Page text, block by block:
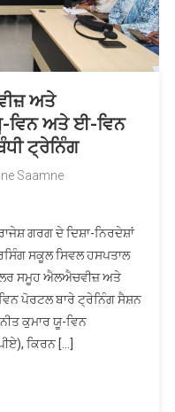
ਅਤੇ
ਵਿਨ ਅਤੇ ਈ-ਵਿਨ
ਟ੍ਰੇਨਿੰਗ
Saamne
ਗਰਗ ਦੇ ਦਿਸ਼ਾ-ਨਿਰਦੇਸ਼ਾਂ
ਸਕੂਲ ਸਿਵਲ ਹਸਪਤਾਲ
ਸਮੂਹ ਐਲਐਚਵੀਜ਼ ਅਤੇ
ਪੋਰਟਲ ਬਾਰੇ ਟ੍ਰੇਨਿੰਗ ਸੈਸ਼ਨ
ਕੁਮਾਰ ਯੂ-ਵਿਨ
ਕਿਰਨ […]